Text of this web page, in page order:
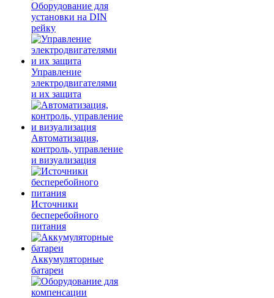
Оборудование для
установки на DIN
рейку
Управление
электродвигателями
и их защита
Автоматизация,
контроль, управление
и визуализация
Источники
бесперебойного
питания
Аккумуляторные
батареи